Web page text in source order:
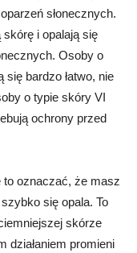
słonecznych.
i opalają się
Osoby o
bardzo łatwo, nie
o typie skóry VI
ochrony przed
oznaczać, że masz
się opala. To
skórze
działaniem promieni